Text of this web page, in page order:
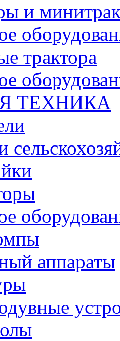
и
трактора
ТЕХНИКА
аппараты